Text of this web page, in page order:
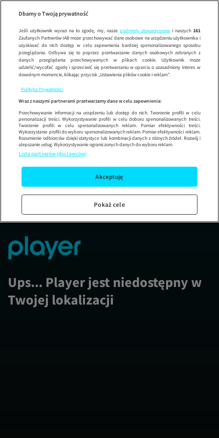
Wypróbuj aplikację mobilną
Korzystaj z łatwiejszej nawigacji i ciesz się szybszym
Ups... Player jest niedostępny w
Twojej lokalizacji
Dbamy o Twoją prywatność
Jeśli użytkownik wyrazi na to zgodę, my, nasze podmioty stowarzyszonei naszych 161
Zaufanych Partnerów IAB może przechowywać dane osobowe na urządzeniu użytkownika i
uzyskiwać do nich dostęp w celu zapewnienia bardziej spersonalizowanego sposobu
przeglądania. Odbywa się to poprzez przetwarzanie danych osobowych zebranych z
danych przeglądania przechowywanych w plikach cookie. Użytkownik może
udzielić/wycofać zgodę i sprzeciwić się przetwarzaniu w oparciu o uzasadniony interes w
dowolnym momencie, klikając przycisk „Ustawienia plików cookie i reklam”.
Polityka Prywatności
Wraz z naszymi partnerami przetwarzamy dane w celu zapewnienia:
Przechowywanie informacji na urządzeniu lub dostęp do nich. Tworzenie profili w celu
personalizacji treści. Wykorzystywanie profili w celu doboru spersonalizowanych treści.
Tworzenie profili w celu spersonalizowanych reklam. Pomiar efektywności treści.
Wykorzystanie profili do wyboru spersonalizowanych reklam. Pomiar efektywności reklam.
Rozumienie odbiorców dzięki statystyce lub kombinacji danych z różnych źródeł. Rozwój i
ulepszanie usług. Wykorzystywanie ograniczonych danych do wyboru reklam.
Lista partnerów (dostawców)
Akceptuję
Pokaż cele